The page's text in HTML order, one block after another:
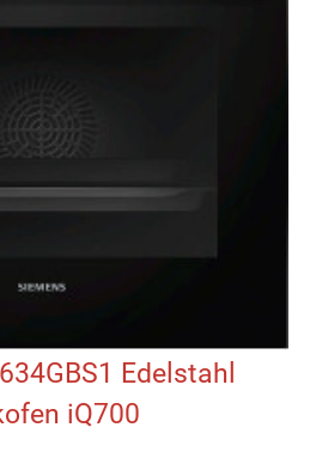
Edelstahl
iQ700